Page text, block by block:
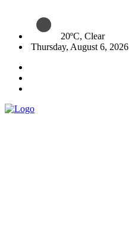
20ºC, Clear
Thursday, August 6, 2026